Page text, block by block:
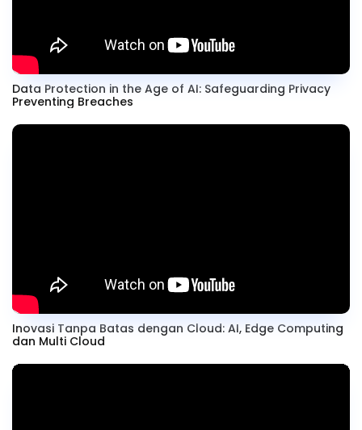
Data Protection in the Age of AI: Safeguarding Privacy
Preventing Breaches
Inovasi Tanpa Batas dengan Cloud: AI, Edge Computing
dan Multi Cloud